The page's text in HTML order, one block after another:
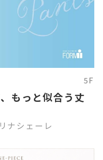
5F
もっと似合う丈
ナシェーレ